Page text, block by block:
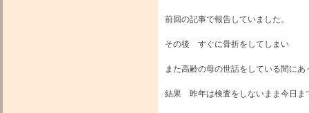
前回の記事で報告していました。
その後 すぐに骨折をしてしまい
また高齢の母の世話をしている間に
結果 昨年は検査をしないまま今日ま